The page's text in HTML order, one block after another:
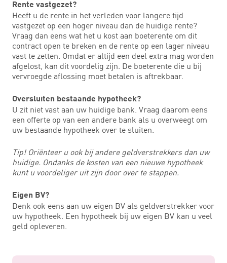
Rente vastgezet?
Heeft u de rente in het verleden voor langere tijd
vastgezet op een hoger niveau dan de huidige rente?
Vraag dan eens wat het u kost aan boeterente om dit
contract open te breken en de rente op een lager niveau
vast te zetten. Omdat er altijd een deel extra mag worden
afgelost, kan dit voordelig zijn. De boeterente die u bij
vervroegde aflossing moet betalen is aftrekbaar.
Oversluiten bestaande hypotheek?
U zit niet vast aan uw huidige bank. Vraag daarom eens
een offerte op van een andere bank als u overweegt om
uw bestaande hypotheek over te sluiten.
Tip! Oriënteer u ook bij andere geldverstrekkers dan uw
huidige. Ondanks de kosten van een nieuwe hypotheek
kunt u voordeliger uit zijn door over te stappen.
Eigen BV?
Denk ook eens aan uw eigen BV als geldverstrekker voor
uw hypotheek. Een hypotheek bij uw eigen BV kan u veel
geld opleveren.